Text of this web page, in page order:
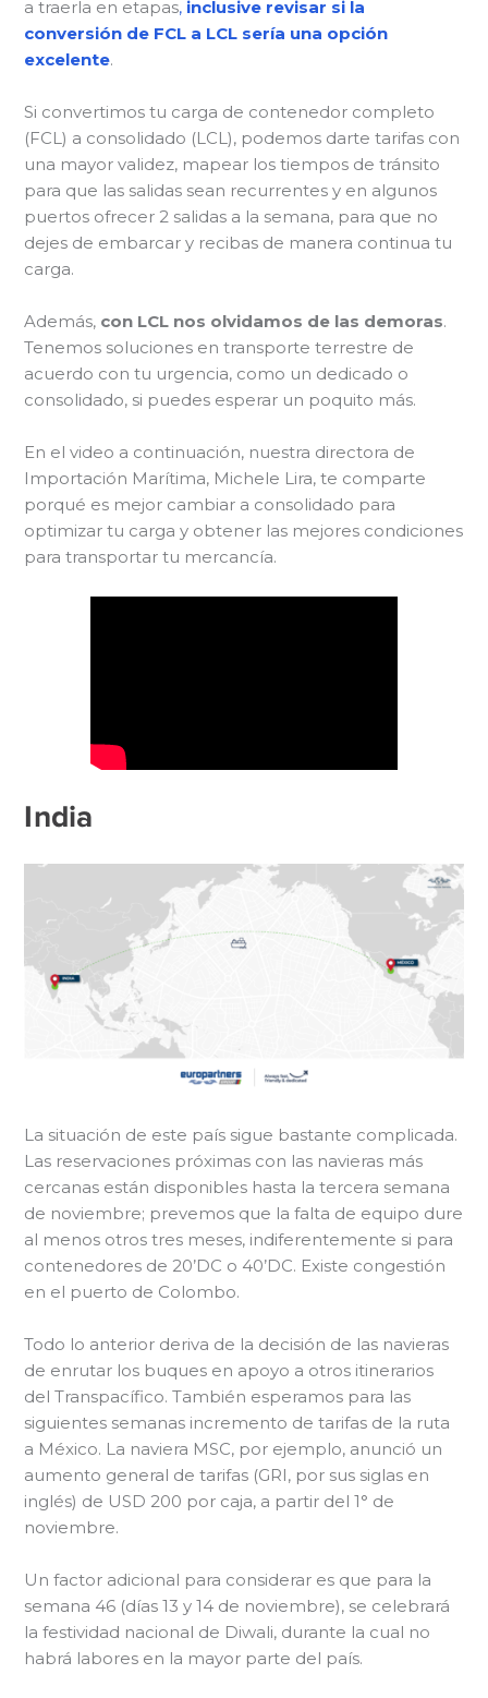
a traerla en etapas, inclusive revisar si la
conversión de FCL a LCL sería una opción
excelente.
Si convertimos tu carga de contenedor completo
(FCL) a consolidado (LCL), podemos darte tarifas con
una mayor validez, mapear los tiempos de tránsito
para que las salidas sean recurrentes y en algunos
puertos ofrecer 2 salidas a la semana, para que no
dejes de embarcar y recibas de manera continua tu
carga.
Además, con LCL nos olvidamos de las demoras.
Tenemos soluciones en transporte terrestre de
acuerdo con tu urgencia, como un dedicado o
consolidado, si puedes esperar un poquito más.
En el video a continuación, nuestra directora de
Importación Marítima, Michele Lira, te comparte
porqué es mejor cambiar a consolidado para
optimizar tu carga y obtener las mejores condiciones
para transportar tu mercancía.
India
La situación de este país sigue bastante complicada.
Las reservaciones próximas con las navieras más
cercanas están disponibles hasta la tercera semana
de noviembre; prevemos que la falta de equipo dure
al menos otros tres meses, indiferentemente si para
contenedores de 20’DC o 40’DC. Existe congestión
en el puerto de Colombo.
Todo lo anterior deriva de la decisión de las navieras
de enrutar los buques en apoyo a otros itinerarios
del Transpacífico. También esperamos para las
siguientes semanas incremento de tarifas de la ruta
a México. La naviera MSC, por ejemplo, anunció un
aumento general de tarifas (GRI, por sus siglas en
inglés) de USD 200 por caja, a partir del 1° de
noviembre.
Un factor adicional para considerar es que para la
semana 46 (días 13 y 14 de noviembre), se celebrará
la festividad nacional de Diwali, durante la cual no
habrá labores en la mayor parte del país.